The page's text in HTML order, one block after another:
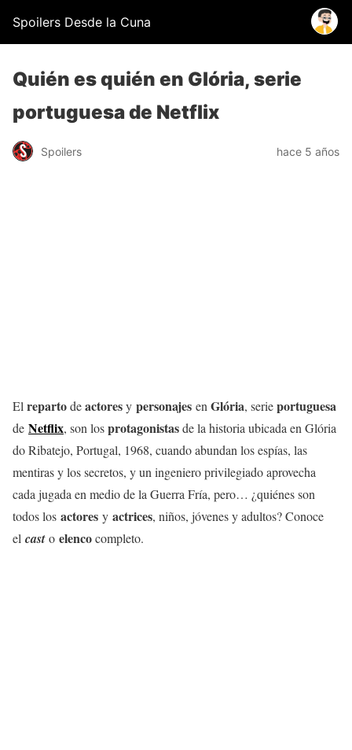
Spoilers Desde la Cuna
Quién es quién en Glória, serie
portuguesa de Netflix
Spoilers hace 5 años
El repartodeactoresy personajes en Glória, serieportuguesa
de Netflix, son losprotagonistasde la historia ubicada en Glória
do Ribatejo, Portugal, 1968, cuando abundan los espías, las
mentiras y los secretos, y un ingeniero privilegiado aprovecha
cada jugada en medio de la Guerra Fría, pero… ¿quiénes son
todos los actores y actrices, niños, jóvenes y adultos? Conoce
el casto elencocompleto.